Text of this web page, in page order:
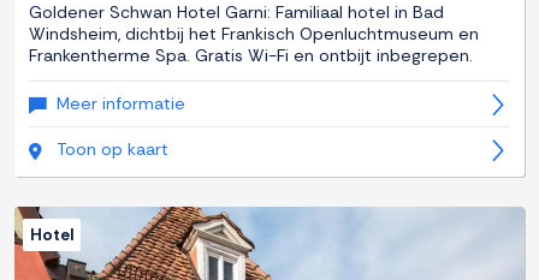
Goldener Schwan Hotel Garni: Familiaal hotel in Bad
Windsheim, dichtbij het Frankisch Openluchtmuseum en
Frankentherme Spa. Gratis Wi-Fi en ontbijt inbegrepen.
Meer informatie
Toon op kaart
Hotel